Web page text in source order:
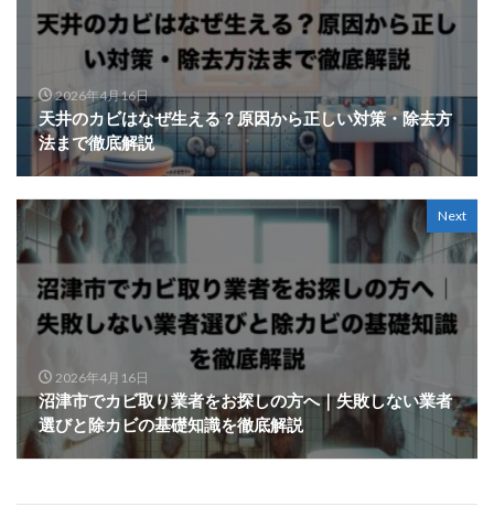
2026年4月16日
天井のカビはなぜ生える？原因から正しい対策・除去方
法まで徹底解説
Next
2026年4月16日
沼津市でカビ取り業者をお探しの方へ｜失敗しない業者
選びと除カビの基礎知識を徹底解説